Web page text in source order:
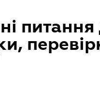
питання